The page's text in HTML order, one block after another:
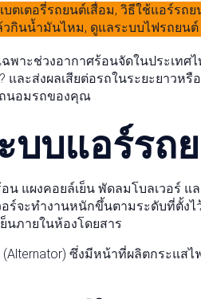
พาะช่วงอากาศร้อนจัดในประเทศ
ละส่งผลเสียต่อรถในระยะยาวหรื
ถนอมรถของคุณ
บบแอร์รถ
แผงคอยล์เย็น พัดลมโบลเวอร์ แ
ร์จะทำงานหนักขึ้นตามระดับที่ตั้งไ
นภายในห้องโดยสาร
ซึ่งมีหน้าที่ผลิตกระแสไ